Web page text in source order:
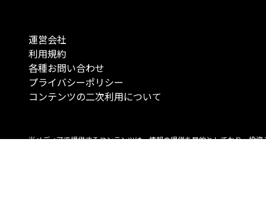
運営会社
利用規約
各種お問い合わせ
プライバシーポリシー
コンテンツの二次利用について
当メディアで提供するコンテンツは、情報の提供を目的としており、投資